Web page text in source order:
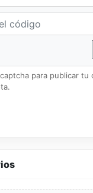
para publicar tu